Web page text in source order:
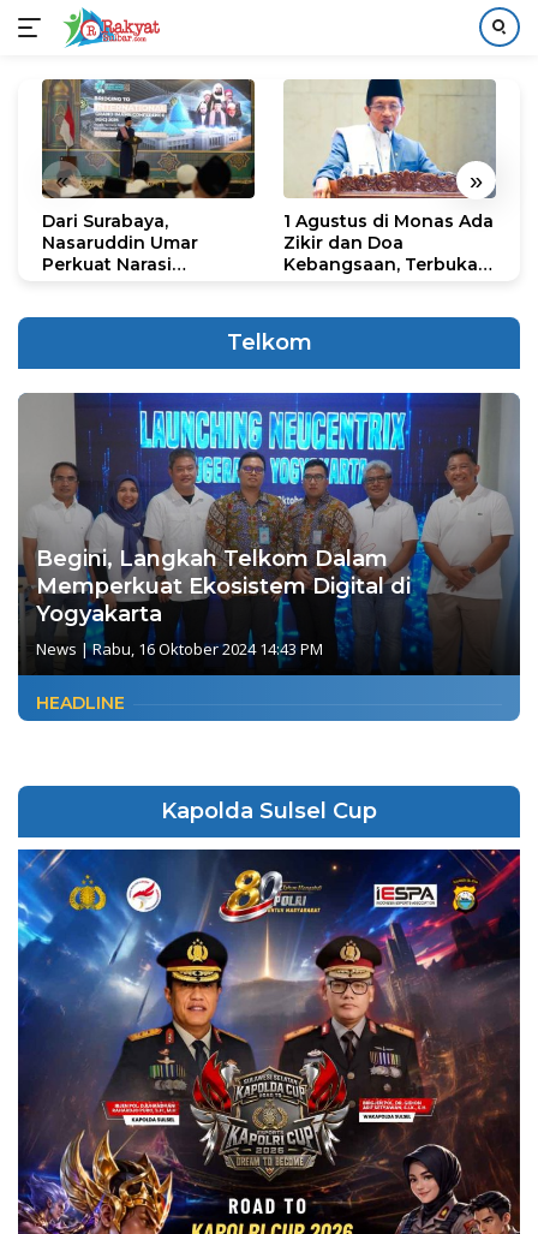
konten
« »
Dari Surabaya,
Nasaruddin Umar
Perkuat Narasi
1 Agustus di Monas Ada
Zikir dan Doa
Kebangsaan, Terbuka
Telkom
Begini, Langkah Telkom Dalam
Memperkuat Ekosistem Digital di
Yogyakarta
News |Rabu, 16 Oktober 2024 14:43 PM
HEADLINE
Kapolda Sulsel Cup